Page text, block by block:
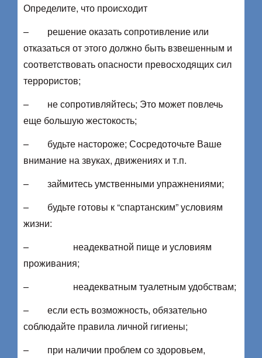
Определите, что происходит
– решение оказать сопротивление или
отказаться от этого должно быть взвешенным и
соответствовать опасности превосходящих сил
террористов;
– не сопротивляйтесь; Это может повлечь
еще большую жестокость;
– будьте настороже; Сосредоточьте Ваше
внимание на звуках, движениях и т.п.
– займитесь умственными упражнениями;
– будьте готовы к “спартанским” условиям
жизни:
– неадекватной пище и условиям
проживания;
– неадекватным туалетным удобствам;
– если есть возможность, обязательно
соблюдайте правила личной гигиены;
– при наличии проблем со здоровьем,